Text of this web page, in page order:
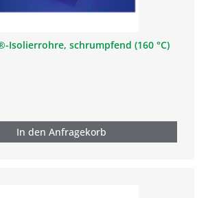
Isolierrohre, schrumpfend (160 °C)
In den Anfragekorb